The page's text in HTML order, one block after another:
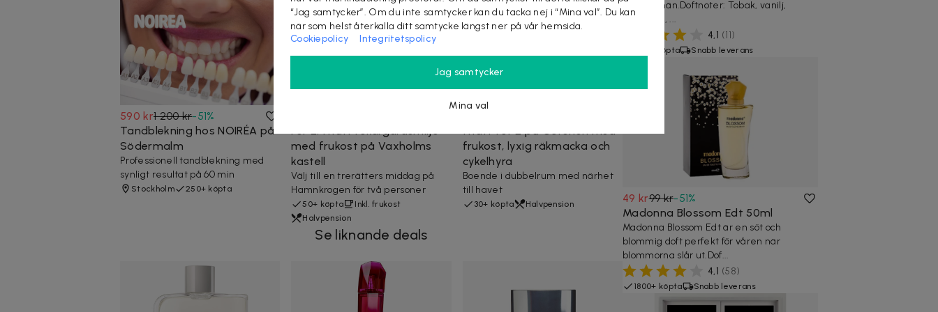
590 kr1 200 kr-51%
Tandblekning hos NOIRÉA på
Södermalm
Professionell tandblekning med
synligt resultat på 60 min
Stockholm 250+ köpta
med frukost på Vaxholms
kastell
Välj till en trerätters middag på
Hamnkrogen för två personer
50+ köpta
Inkl. frukost
Halvpension
frukost, lyxig räkmacka och
cykelhyra
Boende i dubbelrum med närhet
till havet
30+ köpta Halvpension
Se liknande deals
doft för män.Doftnoter: Tobak, vanilj,
olibanum, ...
4,1 (11)
250+ köpta Snabb leverans
49 kr99 kr-51%
Madonna Blossom Edt 50ml
Madonna Blossom Edt är en söt och
blommig doft perfekt för våren när
blommorna slår ut.Dof...
4,1 (58)
1800+ köpta Snabb leverans
“Jag samtycker”. Om du inte samtycker kan du tacka nej i “Mina val”. Du kan
när som helst återkalla ditt samtycke längst ner på vår hemsida.
Cookiepolicy
Integritetspolicy
Jag samtycker
Mina val